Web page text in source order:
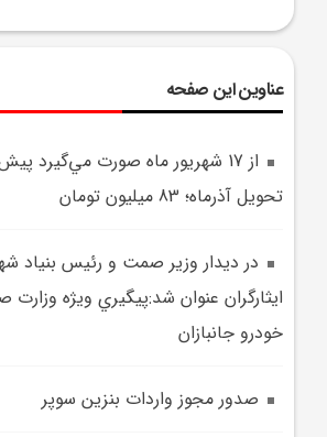
عناوین این صفحه
از 17 شهريور ماه صورت مي‌گيرد
تحويل آذرماه؛ 83 ميليون تومان
در ديدار وزير صمت و رئيس بنياد
ايثارگران عنوان شد:پيگيري ويژه
خودرو جانبازان
صدور مجوز واردات بنزين سوپر